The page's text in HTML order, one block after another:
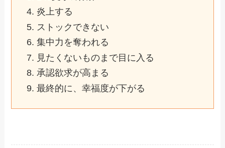
炎上する
ストックできない
集中力を奪われる
見たくないものまで目に入る
承認欲求が高まる
最終的に、幸福度が下がる